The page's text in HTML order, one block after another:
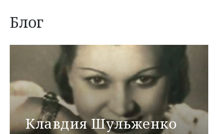
Блог
Клавдия Шульженко